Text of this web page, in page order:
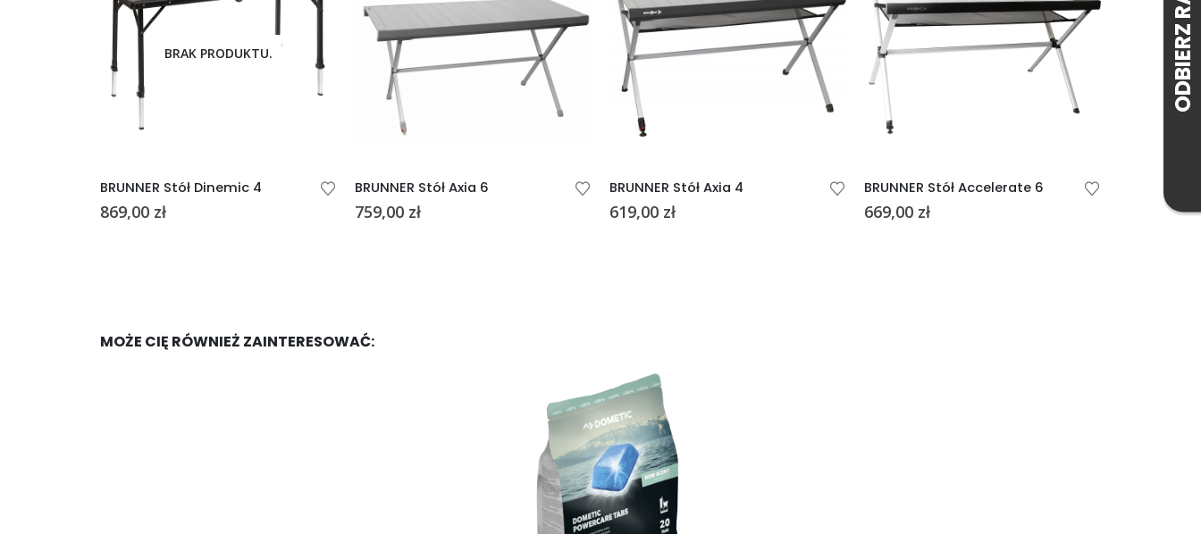
BRAK PRODUKTU.
BRUNNER Stół Dinemic 4
869,00 zł
BRUNNER Stół Axia 6
759,00 zł
BRUNNER Stół Axia 4
619,00 zł
BRUNNER Stół Accelerate 6
669,00 zł
MOŻE CIĘ RÓWNIEŻ ZAINTERESOWAĆ: